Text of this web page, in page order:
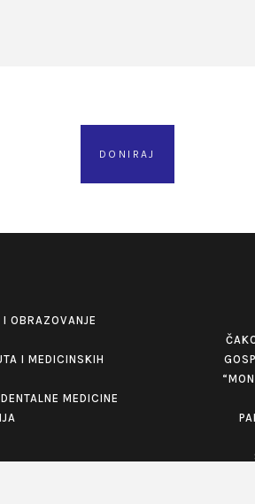
DONIRAJ
OBRAZOVANJE
I MEDICINSKIH
MEDICINE